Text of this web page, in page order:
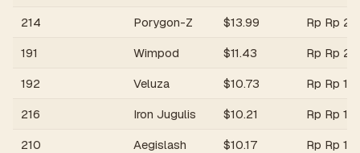
214
Porygon-Z $13.99 Rp Rp
191
Wimpod $11.43 Rp Rp
192
Veluza $10.73 Rp Rp
216
Iron Jugulis $10.21 Rp Rp
210
Aegislash $10.17 Rp Rp